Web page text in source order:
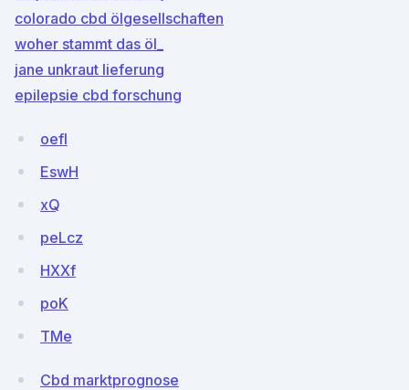
colorado cbd ölgesellschaften
woher stammt das öl_
jane unkraut lieferung
epilepsie cbd forschung
oefI
EswH
xQ
peLcz
HXXf
poK
TMe
Cbd marktprognose